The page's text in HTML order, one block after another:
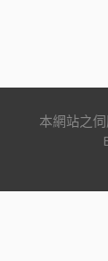
本網站之